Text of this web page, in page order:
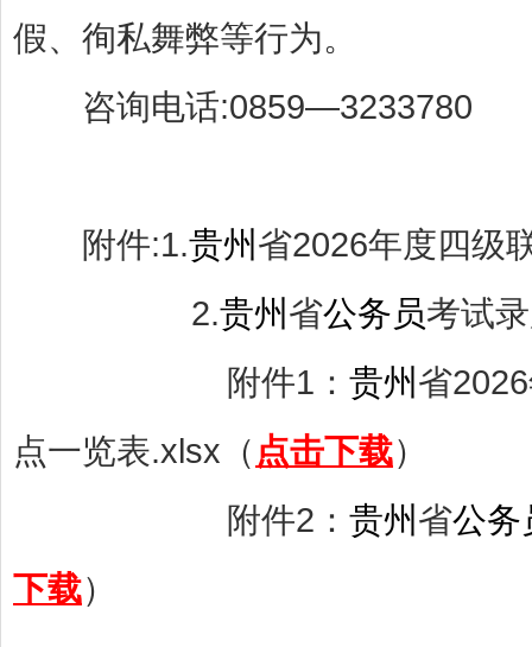
假、徇私舞弊等行为。
咨询电话:0859—3233780
附件:1.贵州 省2026年度四级
2.贵州 省公务员考
附件1： 贵州 省
点一览表.xlsx（ 点击下载）
附件2： 贵州 省公务
下载）